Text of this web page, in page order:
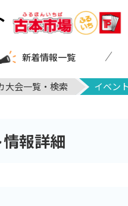
新着情報一覧
大会一覧・検索 イベン
報詳細